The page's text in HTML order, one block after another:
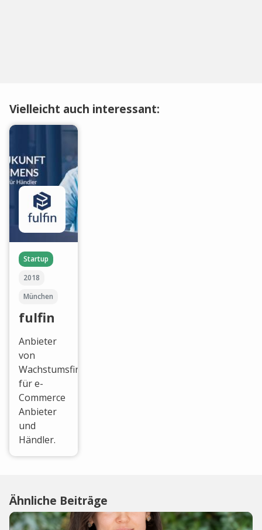
Vielleicht auch interessant:
Startup
2018
München
fulfin
Anbieter
von
Wachstumsfinanzierung
für e-
Commerce
Anbieter
und
Händler.
Ähnliche Beiträge